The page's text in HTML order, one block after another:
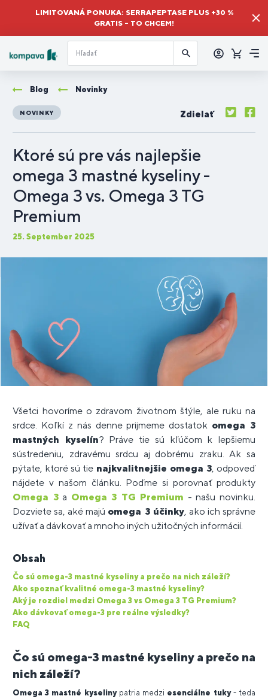
LIMITOVANÁ PONUKA: SERRAPEPTASE PLUS +30 %
GRATIS – TO CHCEM!
sa
Košík
Blog Novinky
NOVINKY Zdielať
Ktoré sú pre vás najlepšie
omega 3 mastné kyseliny -
Omega 3 vs. Omega 3 TG
Premium
25. September 2025
Všetci hovoríme o zdravom životnom štýle, ale ruku na
srdce. Koľkí z nás denne prijmeme dostatok omega 3
mastných kyselín? Práve tie sú kľúčom k lepšiemu
sústredeniu, zdravému srdcu aj dobrému zraku. Ak sa
pýtate, ktoré sú tie najkvalitnejšie omega 3, odpoveď
nájdete v našom článku. Poďme si porovnať produkty
Omega 3a Omega 3 TG Premium - našu novinku.
Dozviete sa, aké majú omega 3 účinky, ako ich správne
užívať a dávkovať a mnoho iných užitočných informácií.
Obsah
Čo sú omega-3 mastné kyseliny a prečo na nich záleží?
Ako spoznať kvalitné omega-3 mastné kyseliny?
Aký je rozdiel medzi Omega 3 vs Omega 3 TG Premium?
Ako dávkovať omega-3 pre reálne výsledky?
FAQ
Čo sú omega-3 mastné kyseliny a prečo na
nich záleží?
Omega 3 mastné kyselinypatria medzi esenciálne tuky- teda